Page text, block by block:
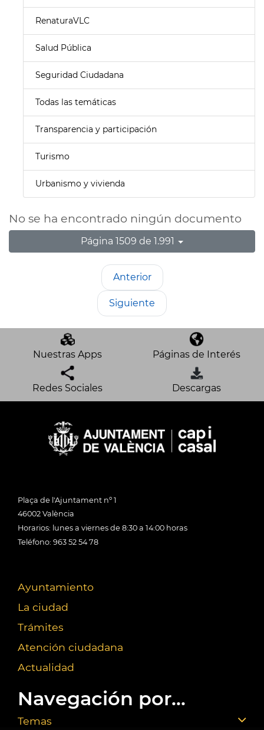
RenaturaVLC
Salud Pública
Seguridad Ciudadana
Todas las temáticas
Transparencia y participación
Turismo
Urbanismo y vivienda
No se ha encontrado ningún documento
Página 1509 de 1.991
Anterior
Siguiente
Nuestras Apps Páginas de Interés
Redes Sociales Descargas
Plaça de l'Ajuntament nº 1
46002 València
Horarios: lunes a viernes de 8:30 a 14:00 horas
Teléfono: 963 52 54 78
Ayuntamiento
La ciudad
Trámites
Atención ciudadana
Actualidad
Navegación por...
Temas